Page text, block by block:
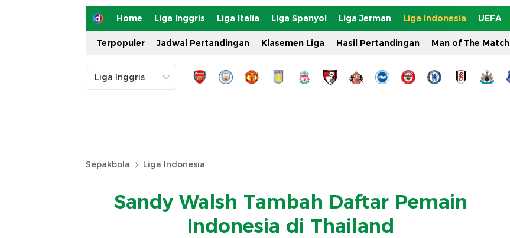
Home Liga Inggris Liga Italia Liga Spanyol Liga Jerman Liga Indonesia UEFA
Terpopuler Jadwal Pertandingan Klasemen Liga Hasil Pertandingan Man of The Match
Sepakbola Liga Indonesia
Sandy Walsh Tambah Daftar Pemain
Indonesia di Thailand